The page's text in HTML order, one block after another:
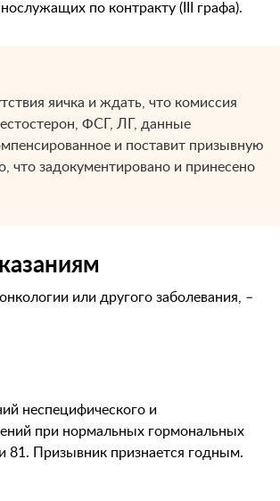
по контракту (III графа).
яичка и ждать, что комиссия
ФСГ, ЛГ, данные
и поставит призывную
что задокументировано и принесено
или другого заболевания, –
неспецифического и
при нормальных гормональных
81. Призывник признается годным.